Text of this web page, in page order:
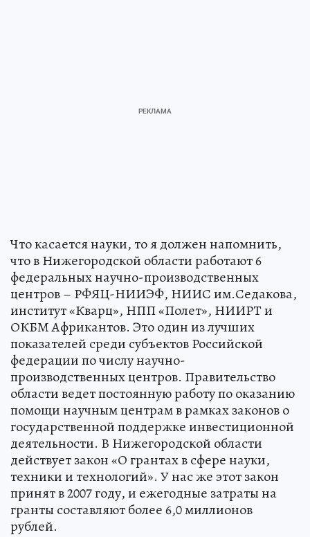
Что касается науки, то я должен напомнить,
что в Нижегородской области работают 6
федеральных научно-производственных
центров – РФЯЦ-НИИЭФ, НИИС им.Седакова,
институт «Кварц», НПП «Полет», НИИРТ и
ОКБМ Африкантов. Это один из лучших
показателей среди субъектов Российской
федерации по числу научно-
производственных центров. Правительство
области ведет постоянную работу по оказанию
помощи научным центрам в рамках законов о
государственной поддержке инвестиционной
деятельности. В Нижегородской области
действует закон «О грантах в сфере науки,
техники и технологий». У нас же этот закон
принят в 2007 году, и ежегодные затраты на
гранты составляют более 6,0 миллионов
рублей.